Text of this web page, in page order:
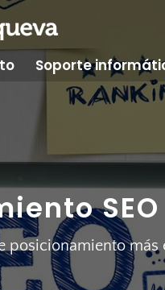
Soporte
SEO
posicionamiento más